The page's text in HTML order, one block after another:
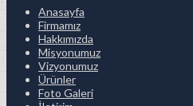
Anasayfa
Firmamız
Hakkımızda
Misyonumuz
Vizyonumuz
Ürünler
Foto Galeri